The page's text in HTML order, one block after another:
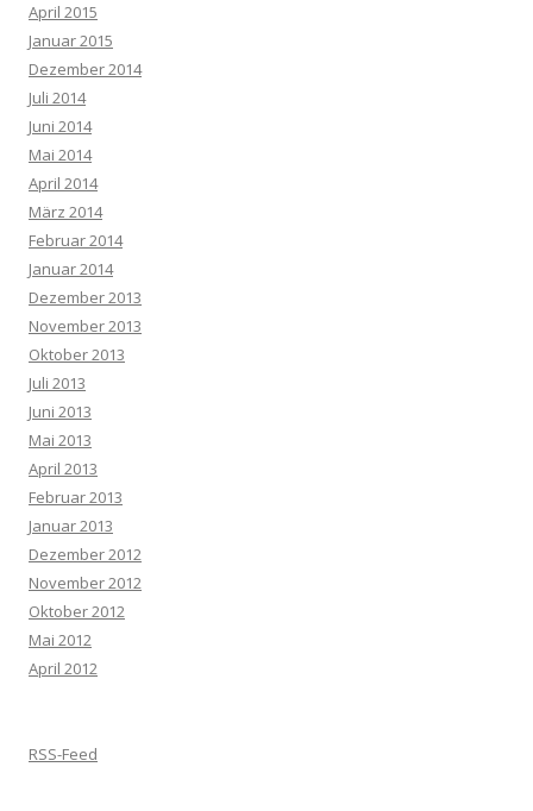
April 2015
Januar 2015
Dezember 2014
Juli 2014
Juni 2014
Mai 2014
April 2014
März 2014
Februar 2014
Januar 2014
Dezember 2013
November 2013
Oktober 2013
Juli 2013
Juni 2013
Mai 2013
April 2013
Februar 2013
Januar 2013
Dezember 2012
November 2012
Oktober 2012
Mai 2012
April 2012
RSS-Feed